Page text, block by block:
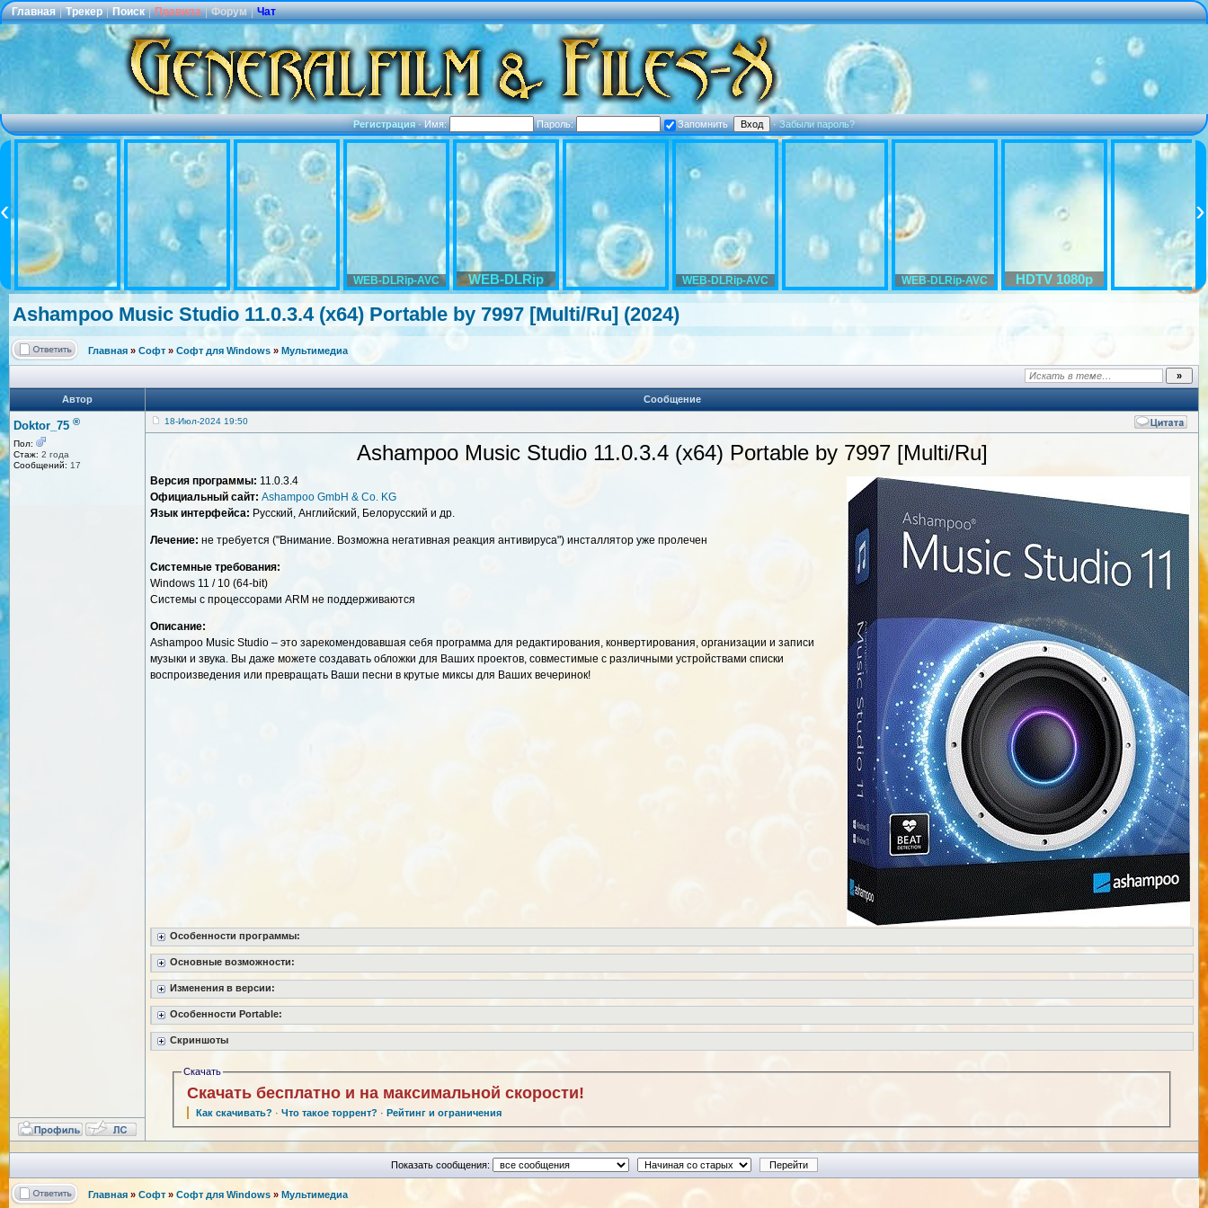
Главная | Трекер | Поиск | Правила | Форум | Чат
Регистрация·Имя: Пароль: Запомнить ·Забыли пароль?
WEB-DLRip-AVC WEB-DLRip WEB-DLRip-AVC WEB-DLRip-AVC HDTV 1080p
Ashampoo Music Studio 11.0.3.4 (x64) Portable by 7997 [Multi/Ru] (2024)
Главная » Софт » Софт для Windows » Мультимедиа
Автор Сообщение
Doktor_75 ®
Пол:
Стаж: 2 года
Сообщений: 17
18-Июл-2024 19:50
Ashampoo Music Studio 11.0.3.4 (x64) Portable by 7997 [Multi/Ru]
Версия программы: 11.0.3.4
Официальный сайт: Ashampoo GmbH & Co. KG
Язык интерфейса: Русский, Английский, Белорусский и др.
Лечение: не требуется ("Внимание. Возможна негативная реакция антивируса") инсталлятор уже пролечен
Системные требования:
Windows 11 / 10 (64-bit)
Системы с процессорами ARM не поддерживаются
Описание:
Ashampoo Music Studio – это зарекомендовавшая себя программа для редактирования, конвертирования, организации и записи
музыки и звука. Вы даже можете создавать обложки для Ваших проектов, совместимые с различными устройствами списки
воспроизведения или превращать Ваши песни в крутые миксы для Ваших вечеринок!
Особенности программы:
Основные возможности:
Изменения в версии:
Особенности Portable:
Скриншоты
Скачать
Скачать бесплатно и на максимальной скорости!
Как скачивать? ·Что такое торрент? · Рейтинг и ограничения
Показать сообщения:
Главная » Софт » Софт для Windows » Мультимедиа